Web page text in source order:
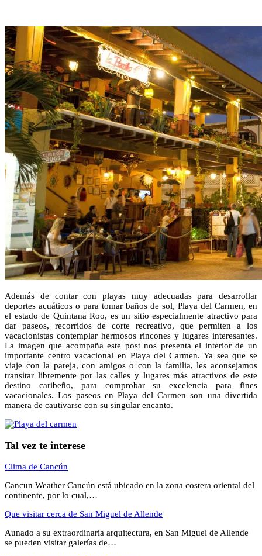
Además de contar con playas muy adecuadas para desarrollar
deportes acuáticos o para tomar baños de sol, Playa del Carmen, en
el estado de Quintana Roo, es un sitio especialmente atractivo para
dar paseos, recorridos de corte recreativo, que permiten a los
vacacionistas contemplar hermosos rincones y lugares interesantes.
La imagen que acompaña este post nos presenta el interior de un
importante centro vacacional en Playa del Carmen. Ya sea que se
viaje con la pareja, con amigos o con la familia, les aconsejamos
transitar libremente por las calles y lugares más atractivos de este
destino caribeño, para comprobar su excelencia para fines
vacacionales. Los paseos en Playa del Carmen son una divertida
manera de cautivarse con su singular encanto.
Tal vez te interese
Clima de Cancún
Cancun Weather Cancún está ubicado en la zona costera oriental del
continente, por lo cual,…
Que visitar cerca de San Miguel de Allende
Aunado a su extraordinaria arquitectura, en San Miguel de Allende
se pueden visitar galerías de…